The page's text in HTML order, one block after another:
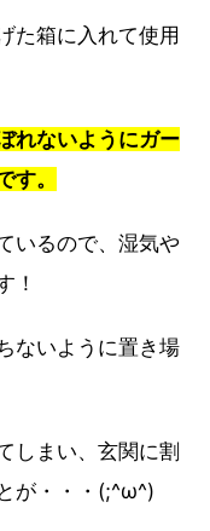
た箱に入れて使用
れないようにガー
す。
いるので、湿気や
！
ないように置き場
しまい、玄関に割
が・・・(;^ω^)